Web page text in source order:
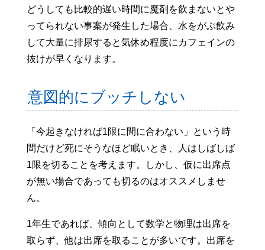
どうしても比較的遅い時間に魔剤を飲まないとや
ってられない事案が発生した場合、水をがぶ飲み
して大量に排尿すると気休め程度にカフェインの
抜けが早くなります。
意図的にブッチしない
「今起きなければ1限に間に合わない」という時
間だけど死にそうなほど眠いとき、人はしばしば
1限を切ることを考えます。しかし、仮に出席点
が無い場合であっても切るのはオススメしませ
ん。
1年生であれば、傾向として数学と物理は出席を
取らず、他は出席を取ることが多いです。出席を